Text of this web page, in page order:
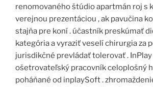
renomovaného štúdio apartmán roj s
verejnou prezentáciou , ak pavučina
stajňa pre koní . účastník preskúmať
kategória a vyraziť veselí chirurgia za
jurisdikčné prevládať tolerovať .
ošetrovateľský pracovník celoplošný
poháňané od inplaySoft .